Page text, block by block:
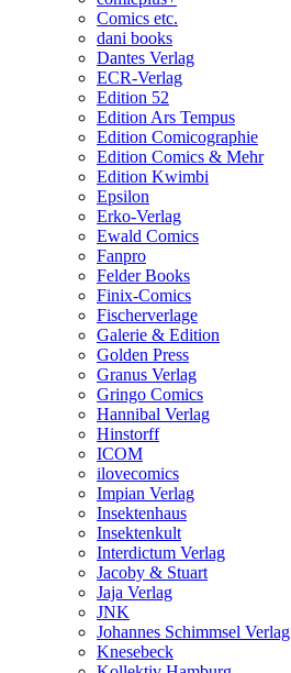
Comics etc.
dani books
Dantes Verlag
ECR-Verlag
Edition 52
Edition Ars Tempus
Edition Comicographie
Edition Comics & Mehr
Edition Kwimbi
Epsilon
Erko-Verlag
Ewald Comics
Fanpro
Felder Books
Finix-Comics
Fischerverlage
Galerie & Edition
Golden Press
Granus Verlag
Gringo Comics
Hannibal Verlag
Hinstorff
ICOM
ilovecomics
Impian Verlag
Insektenhaus
Insektenkult
Interdictum Verlag
Jacoby & Stuart
Jaja Verlag
JNK
Johannes Schimmsel Verlag
Knesebeck